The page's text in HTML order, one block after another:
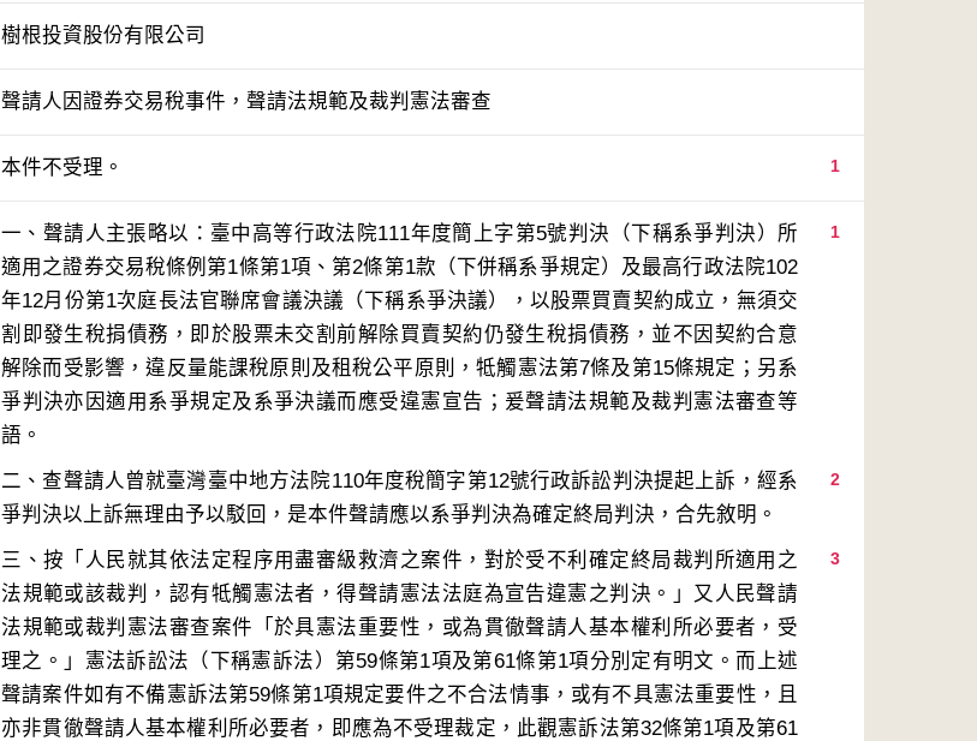
樹根投資股份有限公司
聲請人因證券交易稅事件，聲請法規範及裁判憲法審查
1
本件不受理。
1
一、聲請人主張略以：臺中高等行政法院111年度簡上字第5號判決（下稱系爭判決）所
適用之證券交易稅條例第1條第1項、第2條第1款（下併稱系爭規定）及最高行政法院102
年12月份第1次庭長法官聯席會議決議（下稱系爭決議），以股票買賣契約成立，無須交
割即發生稅捐債務，即於股票未交割前解除買賣契約仍發生稅捐債務，並不因契約合意
解除而受影響，違反量能課稅原則及租稅公平原則，牴觸憲法第7條及第15條規定；另系
爭判決亦因適用系爭規定及系爭決議而應受違憲宣告；爰聲請法規範及裁判憲法審查等
2
二、查聲請人曾就臺灣臺中地方法院110年度稅簡字第12號行政訴訟判決提起上訴，經系
3
三、按「人民就其依法定程序用盡審級救濟之案件，對於受不利確定終局裁判所適用之
法規範或該裁判，認有牴觸憲法者，得聲請憲法法庭為宣告違憲之判決。」又人民聲請
法規範或裁判憲法審查案件「於具憲法重要性，或為貫徹聲請人基本權利所必要者，受
理之。」憲法訴訟法（下稱憲訴法）第59條第1項及第61條第1項分別定有明文。而上述
聲請案件如有不備憲訴法第59條第1項規定要件之不合法情事，或有不具憲法重要性，且
亦非貫徹聲請人基本權利所必要者，即應為不受理裁定，此觀憲訴法第32條第1項及第61